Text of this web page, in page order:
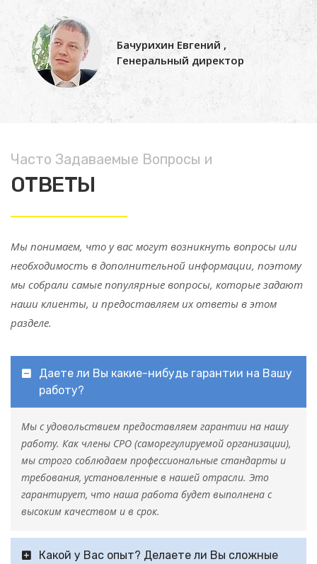
Бачурихин Евгений ,
Генеральный директор
Часто Задаваемые Вопросы и
ОТВЕТЫ
Мы понимаем, что у вас могут возникнуть вопросы или
необходимость в дополнительной информации, поэтому
мы собрали самые популярные вопросы, которые задают
наши клиенты, и предоставляем их ответы в этом
разделе.
Даете ли Вы какие-нибудь гарантии на Вашу
работу?
Мы с удовольствием предоставляем гарантии на нашу
работу. Как члены СРО (саморегулируемой организации),
мы строго соблюдаем профессиональные стандарты и
требования, установленные в нашей отрасли. Это
гарантирует, что наша работа будет выполнена с
высоким качеством и в срок.
Какой у Вас опыт? Делаете ли Вы сложные